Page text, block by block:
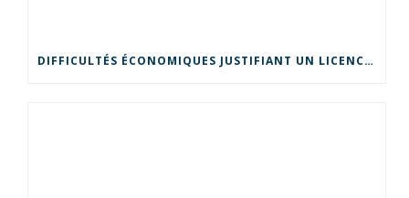
DIFFICULTÉS ÉCONOMIQUES JUSTIFIANT UN LICENCIEMENT POUR MOTIF ÉCONOMIQUE